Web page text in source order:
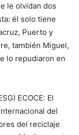
le olvidan dos
él solo tiene
Puerto y
también Miguel,
lo repudiaron en
ECOCE: El
del
del reciclaje